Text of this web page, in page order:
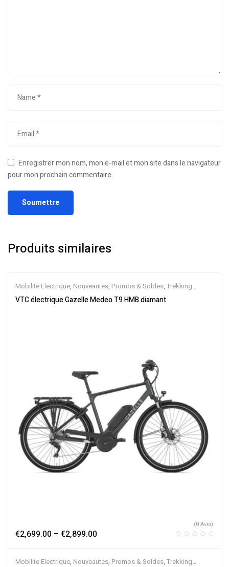
Enregistrer mon nom, mon e-mail et mon site dans le navigateur
pour mon prochain commentaire.
Produits similaires
Mobilite Electrique, Nouveautes, Promos & Soldes, Trekking
électrique,Vélo électrique ville,Velos Electriques,VTC Electrique
VTC électrique Gazelle Medeo T9 HMB diamant
€2,699.00 – €2,899.00
(0 Avis)
Mobilite Electrique, Nouveautes, Promos & Soldes, Trekking